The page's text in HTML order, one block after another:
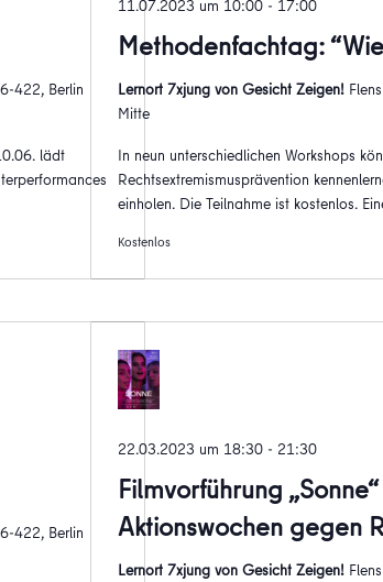
422, Berlin
lädt
Methodenfachtag:
11.07.2023 um 10:00 - 17:00
Lernort 7xjung von Gesicht Zeigen!
Mitte
In neun unterschiedlichen Workshops
Rechtsextremismusprävention
einholen. Die Teilnahme ist kostenlos.
Kostenlos
422, Berlin
Filmvorführung
Aktionswochen gegen
22.03.2023 um 18:30 - 21:30
Lernort 7xjung von Gesicht Zeigen!